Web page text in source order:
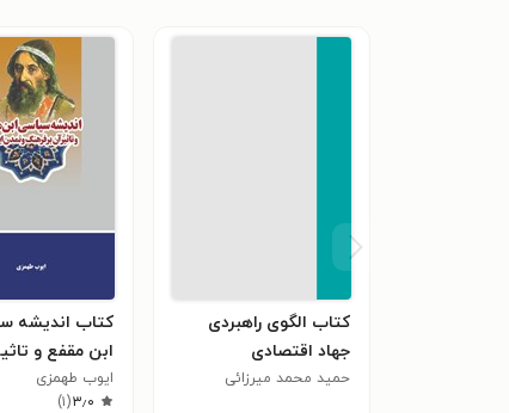
کتاب الگوی راهبردی
جهاد اقتصادی
حمید محمد میرزائی
کتاب اندیشه
ابن مقفع و
فرهنگ و تمدن
ایوب طهمزی
۳٫۰(۱)